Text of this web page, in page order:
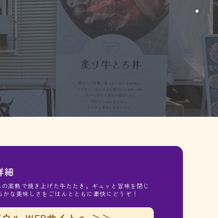
細
高熱で焼き上げた牛たたき。ギュッと旨味を閉じ
な美味しさをごはんとともに豪快にどうぞ！